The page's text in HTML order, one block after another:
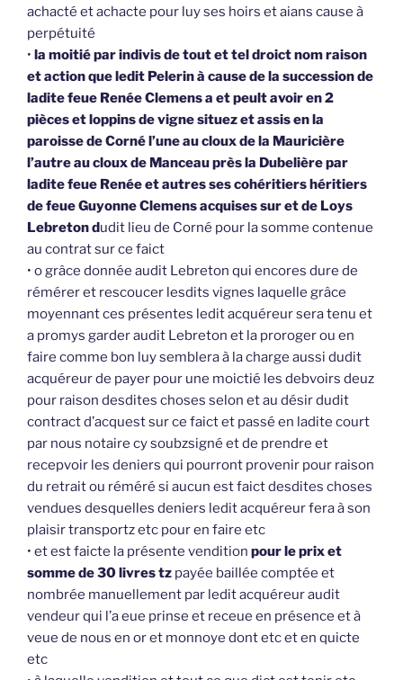
achacté et achacte pour luy ses hoirs et aians cause à
perpétuité
• la moitié par indivis de tout et tel droict nom raison
et action que ledit Pelerin à cause de la succession de
ladite feue Renée Clemens a et peult avoir en 2
pièces et loppins de vigne situez et assis en la
paroisse de Corné l’une au cloux de la Mauricière
l’autre au cloux de Manceau près la Dubelière par
ladite feue Renée et autres ses cohéritiers héritiers
de feue Guyonne Clemens acquises sur et de Loys
Lebreton d udit lieu de Corné pour la somme contenue
au contrat sur ce faict
• o grâce donnée audit Lebreton qui encores dure de
rémérer et rescoucer lesdits vignes laquelle grâce
moyennant ces présentes ledit acquéreur sera tenu et
a promys garder audit Lebreton et la proroger ou en
faire comme bon luy semblera à la charge aussi dudit
acquéreur de payer pour une moictié les debvoirs deuz
pour raison desdites choses selon et au désir dudit
contract d’acquest sur ce faict et passé en ladite court
par nous notaire cy soubzsigné et de prendre et
recepvoir les deniers qui pourront provenir pour raison
du retrait ou réméré si aucun est faict desdites choses
vendues desquelles deniers ledit acquéreur fera à son
plaisir transportz etc pour en faire etc
• et est faicte la présente vendition pour le prix et
somme de 30 livres tz payée baillée comptée et
nombrée manuellement par ledit acquéreur audit
vendeur qui l’a eue prinse et receue en présence et à
veue de nous en or et monnoye dont etc et en quicte
etc